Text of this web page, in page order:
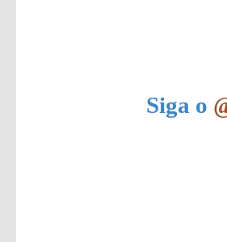
Siga o